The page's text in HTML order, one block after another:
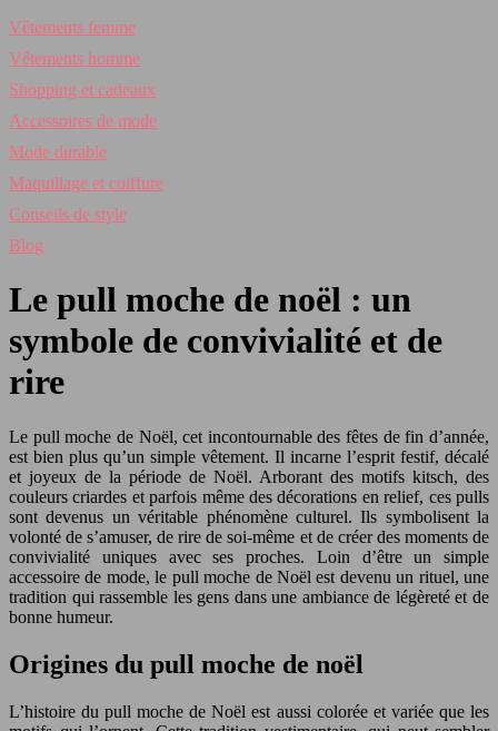
Vêtements femme
Vêtements homme
Shopping et cadeaux
Accessoires de mode
Mode durable
Maquillage et coiffure
Conseils de style
Blog
Le pull moche de noël : un
symbole de convivialité et de
rire
Le pull moche de Noël, cet incontournable des fêtes de fin d’année,
est bien plus qu’un simple vêtement. Il incarne l’esprit festif, décalé
et joyeux de la période de Noël. Arborant des motifs kitsch, des
couleurs criardes et parfois même des décorations en relief, ces pulls
sont devenus un véritable phénomène culturel. Ils symbolisent la
volonté de s’amuser, de rire de soi-même et de créer des moments de
convivialité uniques avec ses proches. Loin d’être un simple
accessoire de mode, le pull moche de Noël est devenu un rituel, une
tradition qui rassemble les gens dans une ambiance de légèreté et de
bonne humeur.
Origines du pull moche de noël
L’histoire du pull moche de Noël est aussi colorée et variée que les